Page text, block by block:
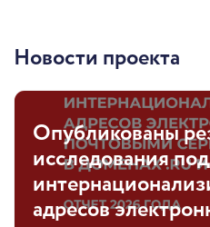
Новости проекта
Опубликованы
исследования
адресов